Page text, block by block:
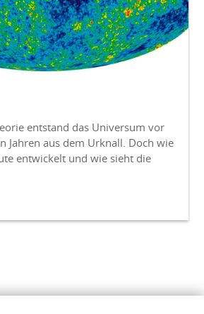
entstand das Univer­sum vor
Jahren aus dem Ur­knall. Doch wie
ent­wickelt und wie sieht die